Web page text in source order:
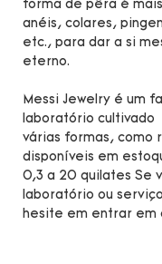
forma de pêra é
anéis, colares,
etc., para dar a si
eterno.
Messi Jewelry é um
laboratório cultivado
várias formas, como
disponíveis em
0,3 a 20 quilates Se
laboratório ou
hesite em entrar em